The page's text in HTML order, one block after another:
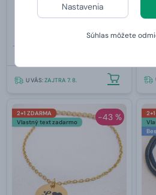
Nastavenia
Súhlas môžete
Náhrdelník se vzkazem v
U VÁS:ZAJTRA 7. 8.
-43 %
2+1 ZDARMA
Vlastný text zadarmo